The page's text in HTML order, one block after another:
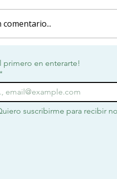
and commitment each of
throughout your
comentario...
primero en enterarte!
*
suscribirme para recibir